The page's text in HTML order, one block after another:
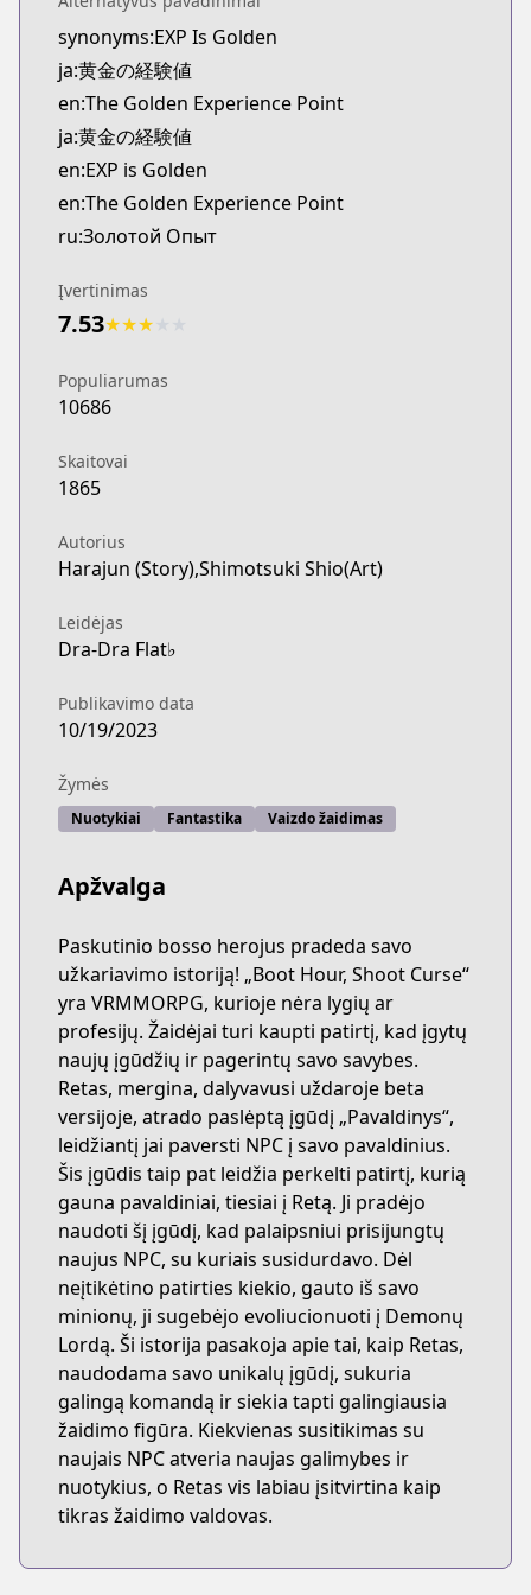
Kitsu
https://kitsu.app/manga/71170
MangaUpdates
MangaUpdates
https://www.mangaupdates.com/
novelUpdates
https://www.novelupdates.com/series/golden-
Book☆Walker
https://bookwalker.jp/series/464267
synonyms:EXP Is Golden
ja:黄金の経験値
en:The Golden Experience Point
ja:黄金の経験値
en:EXP is Golden
en:The Golden Experience Point
ru:Золотой Опыт
Įvertinimas
7.53★★★
Populiarumas
10686
Skaitovai
1865
Autorius
Harajun (Story),Shimotsuki Shio(Art)
Leidėjas
Dra-Dra Flat♭
Publikavimo data
10/19/2023
Žymės
Nuotykiai Fantastika Vaizdo žaidimas
Apžvalga
Paskutinio bosso herojus pradeda savo
užkariavimo istoriją! „Boot Hour, Shoot Curse“
yra VRMMORPG, kurioje nėra lygių ar
profesijų. Žaidėjai turi kaupti patirtį, kad įgytų
naujų įgūdžių ir pagerintų savo savybes.
Retas, mergina, dalyvavusi uždaroje beta
versijoje, atrado paslėptą įgūdį „Pavaldinys“,
leidžiantį jai paversti NPC į savo pavaldinius.
Šis įgūdis taip pat leidžia perkelti patirtį, kurią
gauna pavaldiniai, tiesiai į Retą. Ji pradėjo
naudoti šį įgūdį, kad palaipsniui prisijungtų
naujus NPC, su kuriais susidurdavo. Dėl
neįtikėtino patirties kiekio, gauto iš savo
minionų, ji sugebėjo evoliucionuoti į Demonų
Lordą. Ši istorija pasakoja apie tai, kaip Retas,
naudodama savo unikalų įgūdį, sukuria
galingą komandą ir siekia tapti galingiausia
žaidimo figūra. Kiekvienas susitikimas su
naujais NPC atveria naujas galimybes ir
nuotykius, o Retas vis labiau įsitvirtina kaip
tikras žaidimo valdovas.